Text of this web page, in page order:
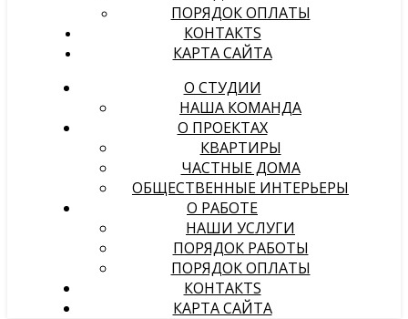
ПОРЯДОК ОПЛАТЫ
КОНТАКТS
КАРТА САЙТА
О СТУДИИ
НАША КОМАНДА
О ПРОЕКТАХ
КВАРТИРЫ
ЧАСТНЫЕ ДОМА
ОБЩЕСТВЕННЫЕ ИНТЕРЬЕРЫ
О РАБОТЕ
НАШИ УСЛУГИ
ПОРЯДОК РАБОТЫ
ПОРЯДОК ОПЛАТЫ
КОНТАКТS
КАРТА САЙТА